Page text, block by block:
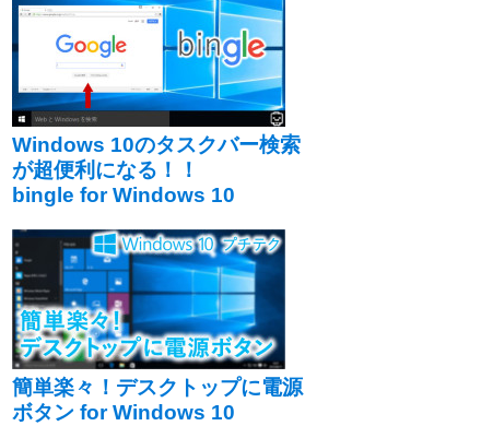
Windows 10のタスクバー検索
が超便利になる！！
bingle for Windows 10
簡単楽々！デスクトップに電源
ボタン for Windows 10